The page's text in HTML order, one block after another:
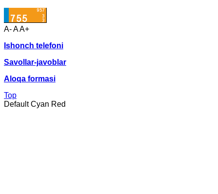
A-AA+
Ishonch telefoni
Savollar-javoblar
Aloqa formasi
Top
Default Cyan Red